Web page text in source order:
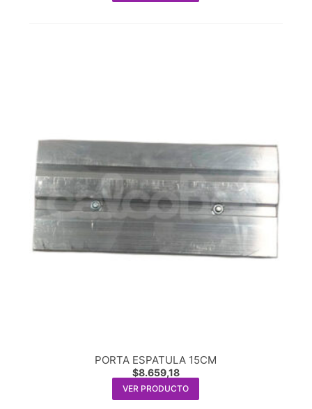
PORTA ESPATULA 15CM
$8.659,18
VER PRODUCTO